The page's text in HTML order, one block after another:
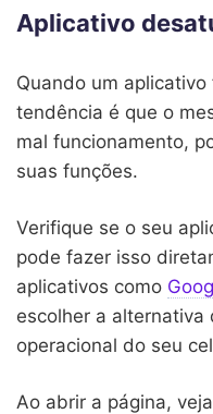
Aplicativo
Quando um
tendência é que o
mal funcionamento,
suas funções.
Verifique se o seu
pode fazer isso
aplicativos como
escolher a alternativa
operacional do seu
Ao abrir a página,